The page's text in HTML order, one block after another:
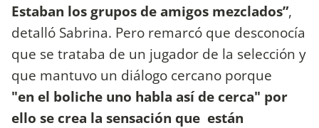
Estaban los grupos de amigos mezclados”,
detalló Sabrina. Pero remarcó que desconocía
que se trataba de un jugador de la selección y
que mantuvo un diálogo cercano porque
"en el boliche uno habla así de cerca" por
ello se crea la sensación que están